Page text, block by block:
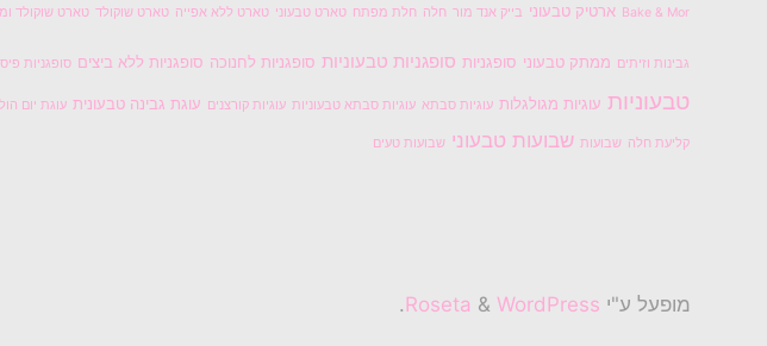
Bake & Mor ארטיק טבעוני בייק אנד מור חלה חלת מפתח טארט טבעוני טארט ללא אפייה טארט שוקולד טארט שוקולד
גבינות וזיתים ממתק טבעוני סופגניות סופגניות טבעוניות סופגניות לחנוכה סופגניות ללא ביצים סופגניות
טבעוניות עוגיות מגולגלות עוגיות סבתא עוגיות סבתא טבעוניות עוגיות קורצנים עוגת גבינה טבעונית עוגת יום
קליעת חלה שבועות שבועות טבעוני שבועות טעים
מופעל ע"י & WordPress
.